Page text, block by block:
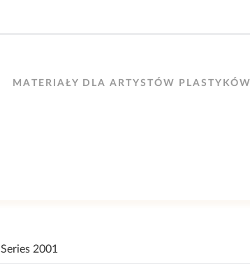
MATERIAŁY DLA ARTYSTÓW PLASTYKÓW
Series 2001